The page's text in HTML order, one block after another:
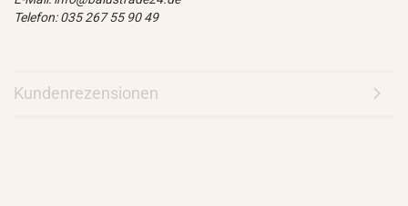
Telefon: 035 267 55 90 49
Kundenrezensionen